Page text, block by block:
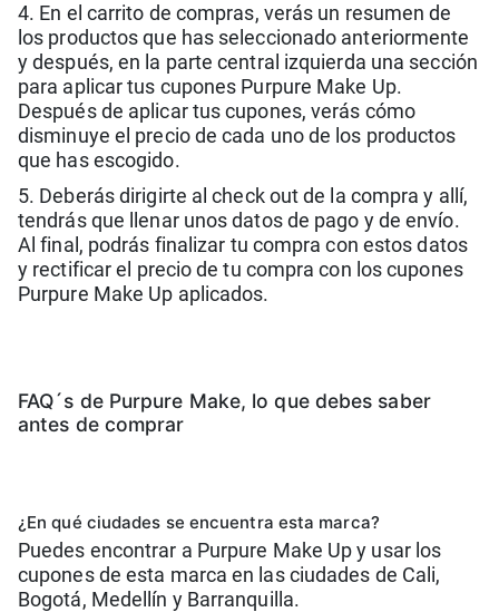
4. En el carrito de compras, verás un resumen de
los productos que has seleccionado anteriormente
y después, en la parte central izquierda una sección
para aplicar tus cupones Purpure Make Up.
Después de aplicar tus cupones, verás cómo
disminuye el precio de cada uno de los productos
que has escogido.
5. Deberás dirigirte al check out de la compra y allí,
tendrás que llenar unos datos de pago y de envío.
Al final, podrás finalizar tu compra con estos datos
y rectificar el precio de tu compra con los cupones
Purpure Make Up aplicados.
FAQ´s de Purpure Make, lo que debes saber
antes de comprar
¿En qué ciudades se encuentra esta marca?
Puedes encontrar a Purpure Make Up y usar los
cupones de esta marca en las ciudades de Cali,
Bogotá, Medellín y Barranquilla.